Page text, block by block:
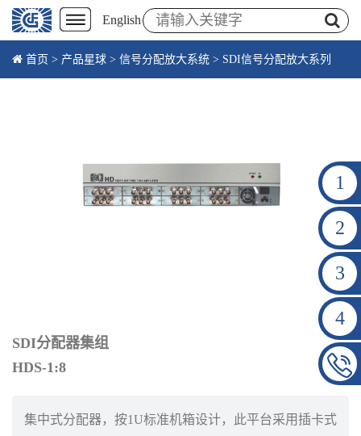
English
首页 > 产品星球 > 信号分配放大系统 > SDI信号分配放大系列
SDI分配器集组
HDS-1:8
集中式分配器，按1U标准机箱设计，此平台采用插卡式
1
2
3
4